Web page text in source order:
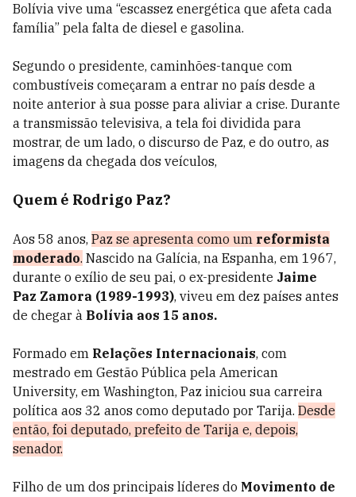
Bolívia vive uma “escassez energética que afeta cada
família” pela falta de diesel e gasolina.
Segundo o presidente, caminhões-tanque com
combustíveis começaram a entrar no país desde a
noite anterior à sua posse para aliviar a crise. Durante
a transmissão televisiva, a tela foi dividida para
mostrar, de um lado, o discurso de Paz, e do outro, as
imagens da chegada dos veículos,
Quem é Rodrigo Paz?
Aos 58 anos, Paz se apresenta como um reformista
moderado. Nascido na Galícia, na Espanha, em 1967,
durante o exílio de seu pai, o ex-presidente Jaime
Paz Zamora (1989-1993), viveu em dez países antes
de chegar à Bolívia aos 15 anos.
Formado em Relações Internacionais, com
mestrado em Gestão Pública pela American
University, em Washington, Paz iniciou sua carreira
política aos 32 anos como deputado por Tarija. Desde
então, foi deputado, prefeito de Tarija e, depois,
senador.
Filho de um dos principais líderes do Movimento de